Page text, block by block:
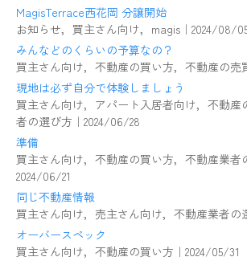
MagisTerrace西花岡 分譲開始
お知らせ，買主さん向け，magis｜2024/08/
みんなどのくらいの予算なの？
買主さん向け，不動産の買い方，不動産の売
現地は必ず自分で体験しましょう
買主さん向け，アパート入居者向け，不動産
者の選び方｜2024/06/28
準備
買主さん向け，不動産の買い方，不動産業者
2024/06/21
同じ不動産情報
買主さん向け，売主さん向け，不動産業者の
オーバースペック
買主さん向け，不動産の買い方｜2024/05/31